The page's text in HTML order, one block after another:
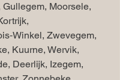
Gullegem, Moorsele,
Zwevegem,
Kuurne, Wervik,
Deerlijk, Izegem,